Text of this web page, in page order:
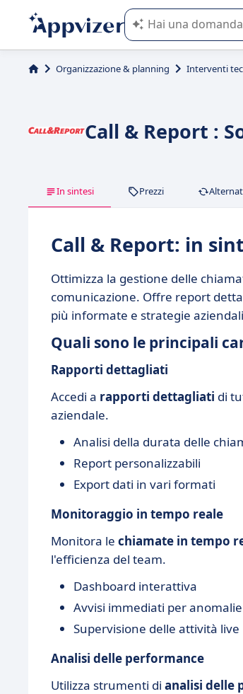
L'IA di Appvizer vi
Organizzazione & planning Interventi
Call & Report :
In sintesi Prezzi
Call & Report: in
Ottimizza la gestione delle
comunicazione. Offre report
più informate e strategie
Quali sono le principali
Rapporti dettagliati
Accedi a rapporti dettagliati di
aziendale.
Analisi della durata delle
Report personalizzabili
Export dati in vari formati
Monitoraggio in tempo reale
Monitora le chiamate in tempo
l'efficienza del team.
Dashboard interattiva
Avvisi immediati per anomalie
Supervisione delle attività live
Analisi delle performance
Utilizza strumenti di analisi delle